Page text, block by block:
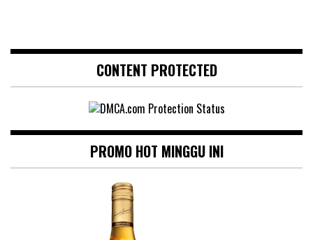
CONTENT PROTECTED
PROMO HOT MINGGU INI